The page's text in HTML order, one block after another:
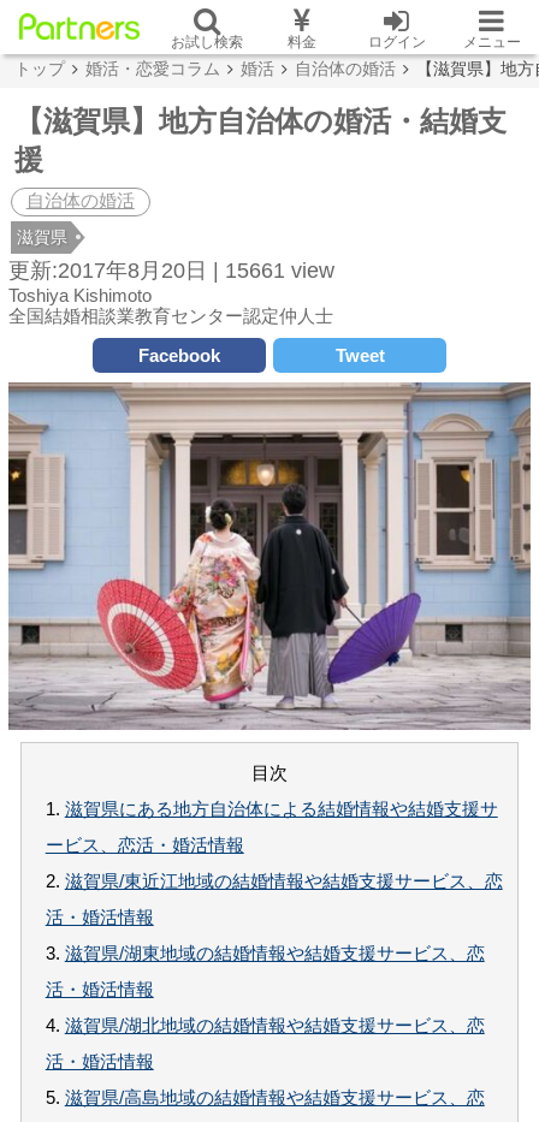
お試し検索 料金 ログイン メニュー
トップ 婚活・恋愛コラム 婚活 自治体の婚活 【滋賀県】地
【滋賀県】地方自治体の婚活・結婚支
援
自治体の婚活
滋賀県
更新:2017年8月20日 | 15661 view
Toshiya Kishimoto
全国結婚相談業教育センター認定仲人士
Facebook
Tweet
目次
1. 滋賀県にある地方自治体による結婚情報や結婚支援サ
ービス、恋活・婚活情報
2. 滋賀県/東近江地域の結婚情報や結婚支援サービス、恋
活・婚活情報
3. 滋賀県/湖東地域の結婚情報や結婚支援サービス、恋
活・婚活情報
4. 滋賀県/湖北地域の結婚情報や結婚支援サービス、恋
活・婚活情報
5. 滋賀県/高島地域の結婚情報や結婚支援サービス、恋